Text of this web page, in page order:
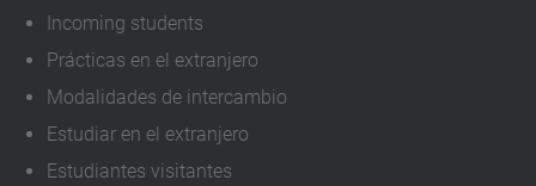
Incoming students
Prácticas en el extranjero
Modalidades de intercambio
Estudiar en el extranjero
Estudiantes visitantes